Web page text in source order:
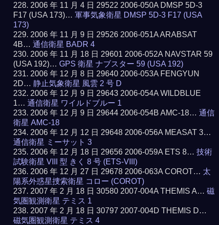
2006 年 11 月 4 日 29522 2006-050A DMSP 5D-3
F17 (USA 173)…軍事気象衛星 DMSP 5D-3 F17 (USA
173)
2006 年 11 月 9 日 29526 2006-051A ARABSAT
4B…通信衛星 BADR 4
2006 年 11 月 18 日 29601 2006-052A NAVSTAR 59
(USA 192)…GPS 衛星 ナブスター 59 (USA 192)
2006 年 12 月 8 日 29640 2006-053A FENGYUN
2D…静止気象衛星 風雲 2 号 D
2006 年 12 月 9 日 29643 2006-054A WILDBLUE
1…通信衛星 ワイルドブルー 1
2006 年 12 月 9 日 29644 2006-054B AMC-18…通信
衛星 AMC-18
2006 年 12 月 12 日 29648 2006-056A MEASAT 3…
通信衛星 ミーサット 3
2006 年 12 月 18 日 29656 2006-059A ETS 8…技術
試験衛星 VIII 型 きく 8 号 (ETS-VIII)
2006 年 12 月 27 日 29678 2006-063A COROT… 太
陽系外惑星捜索衛星 コロー (COROT)
2007 年 2 月 18 日 30580 2007-004A THEMIS A…磁
気圏観測衛星 テミス 1
2007 年 2 月 18 日 30797 2007-004D THEMIS D…
磁気圏観測衛星 テミス 4